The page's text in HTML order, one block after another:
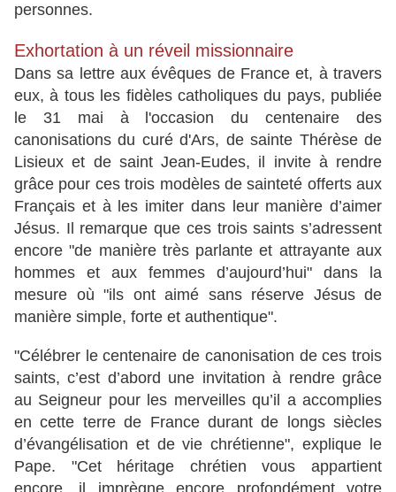
personnes.
Exhortation à un réveil missionnaire
Dans sa lettre aux évêques de France et, à travers
eux, à tous les fidèles catholiques du pays, publiée
le 31 mai à l'occasion du centenaire des
canonisations du curé d'Ars, de sainte Thérèse de
Lisieux et de saint Jean-Eudes, il invite à rendre
grâce pour ces trois modèles de sainteté offerts aux
Français et à les imiter dans leur manière d’aimer
Jésus. Il remarque que ces trois saints s’adressent
encore "de manière très parlante et attrayante aux
hommes et aux femmes d’aujourd’hui" dans la
mesure où "ils ont aimé sans réserve Jésus de
manière simple, forte et authentique".
"Célébrer le centenaire de canonisation de ces trois
saints, c’est d’abord une invitation à rendre grâce
au Seigneur pour les merveilles qu’il a accomplies
en cette terre de France durant de longs siècles
d’évangélisation et de vie chrétienne", explique le
Pape. "Cet héritage chrétien vous appartient